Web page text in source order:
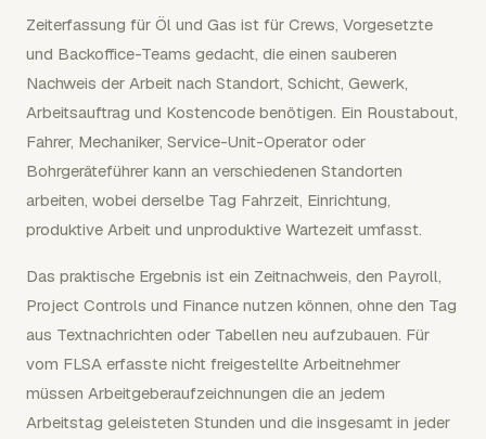
Zeiterfassung für Öl und Gas ist für Crews, Vorgesetzte
und Backoffice-Teams gedacht, die einen sauberen
Nachweis der Arbeit nach Standort, Schicht, Gewerk,
Arbeitsauftrag und Kostencode benötigen. Ein Roustabout,
Fahrer, Mechaniker, Service-Unit-Operator oder
Bohrgeräteführer kann an verschiedenen Standorten
arbeiten, wobei derselbe Tag Fahrzeit, Einrichtung,
produktive Arbeit und unproduktive Wartezeit umfasst.
Das praktische Ergebnis ist ein Zeitnachweis, den Payroll,
Project Controls und Finance nutzen können, ohne den Tag
aus Textnachrichten oder Tabellen neu aufzubauen. Für
vom FLSA erfasste nicht freigestellte Arbeitnehmer
müssen Arbeitgeberaufzeichnungen die an jedem
Arbeitstag geleisteten Stunden und die insgesamt in jeder